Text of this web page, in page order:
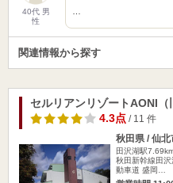
40代 男
性
関連情報から探す
セルリアンリゾートAONI（
4.3点/ 11 件
秋田県 / 仙
田沢湖駅
秋田新幹線田
動車道 盛岡…